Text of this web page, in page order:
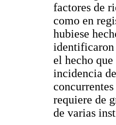
factores de
como en
hubiese
identificaron
el hecho
incidencia
requiere de
de varias